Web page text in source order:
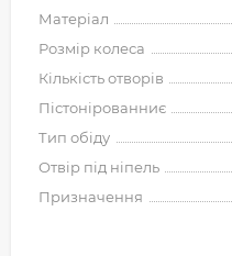
Матеріал
Розмір колеса
Кількість отворів
Пістонірованниє
Тип обіду
Отвір під ніпель
Призначення